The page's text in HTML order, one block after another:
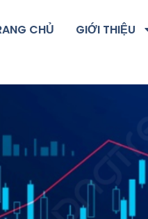
CHỦ GIỚI THIỆU